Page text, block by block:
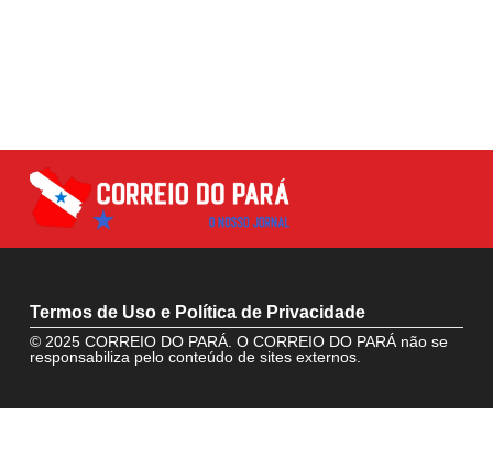
Termos de Uso e Política de Privacidade
© 2025 CORREIO DO PARÁ. O CORREIO DO PARÁ não se
responsabiliza pelo conteúdo de sites externos.